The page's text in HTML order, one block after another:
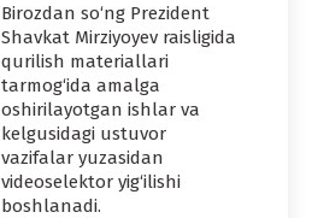
Birozdan so‘ng Prezident
Shavkat Mirziyoyev raisligida
qurilish materiallari
tarmog‘ida amalga
oshirilayotgan ishlar va
kelgusidagi ustuvor
vazifalar yuzasidan
videoselektor yig‘ilishi
boshlanadi.